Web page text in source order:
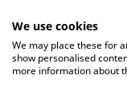
u aan toe bent.
✓ Indien op
verzonden
We use cookies
We may place these for
show personalised
more information about